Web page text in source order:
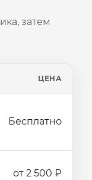
затем
ЦЕНА
Бесплатно
от 2 500 ₽